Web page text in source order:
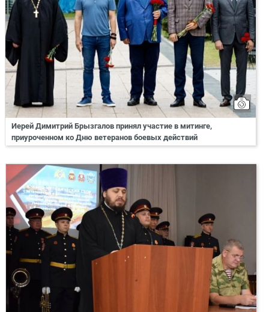
Иерей Димитрий Брызгалов принял участие в митинге,
приуроченном ко Дню ветеранов боевых действий